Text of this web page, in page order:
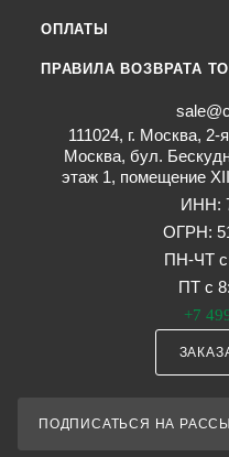
ОПЛАТЫ
ПРАВИЛА ВОЗВРАТА
111024, г. Москва, 2-
Москва, бул.
этаж 1, помещение
ИНН:
ОГРН:
ПН-ЧТ с
ПТ с
+7
ПОДПИСАТЬСЯ НА